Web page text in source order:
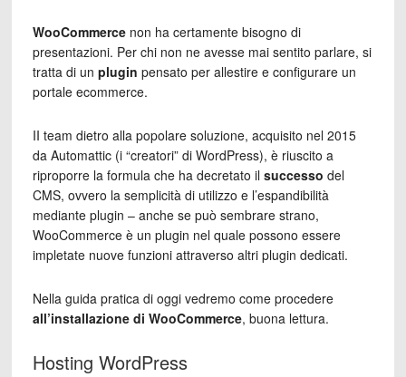
WooCommercenon ha certamente bisogno di
presentazioni. Per chi non ne avesse mai sentito parlare, si
tratta di un plugin pensato per allestire e configurare un
portale ecommerce.
II team dietro alla popolare soluzione, acquisito nel 2015
da Automattic (i “creatori” di WordPress), è riuscito a
riproporre la formula che ha decretato il successo del
CMS, ovvero la semplicità di utilizzo e l’espandibilità
mediante plugin – anche se può sembrare strano,
WooCommerce è un plugin nel quale possono essere
impletate nuove funzioni attraverso altri plugin dedicati.
Nella guida pratica di oggi vedremo come procedere
all’installazione di WooCommerce, buona lettura.
Hosting WordPress